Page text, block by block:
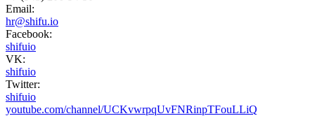
Email:
hr@shifu.io
Facebook:
shifuio
VK:
shifuio
Twitter:
shifuio
youtube.com/channel/UCKvwrpqUvFNRinpTFouLLiQ